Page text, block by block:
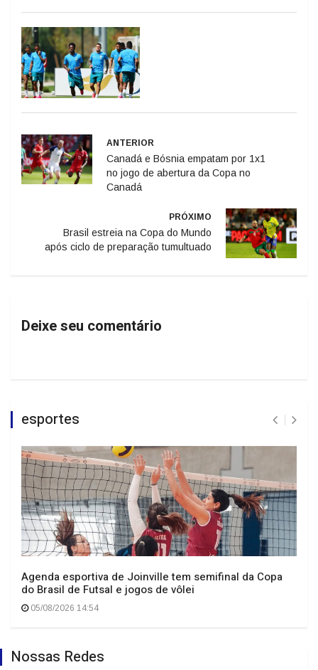
ANTERIOR
Canadá e Bósnia empatam por 1x1
no jogo de abertura da Copa no
Canadá
PRÓXIMO
Brasil estreia na Copa do Mundo
após ciclo de preparação tumultuado
Deixe seu comentário
esportes
Agenda esportiva de Joinville tem semifinal da Copa
do Brasil de Futsal e jogos de vôlei
05/08/2026 14:54
Nossas Redes